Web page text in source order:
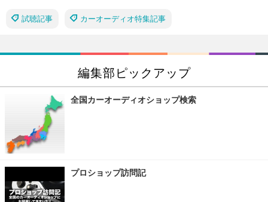
試聴記事 カーオーディオ特集記事
編集部ピックアップ
全国カーオーディオショップ検索
プロショップ訪問記